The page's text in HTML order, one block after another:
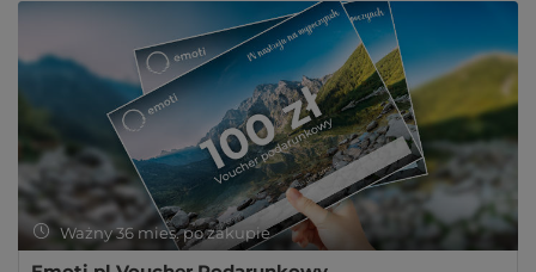
Ważny 36 mies. po zakupie